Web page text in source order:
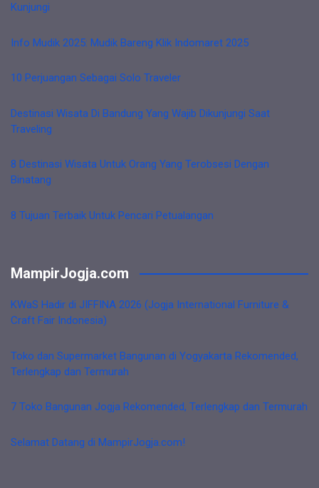
Kunjungi
Info Mudik 2025: Mudik Bareng Klik Indomaret 2025
10 Perjuangan Sebagai Solo Traveler
Destinasi Wisata Di Bandung Yang Wajib Dikunjungi Saat
Traveling
8 Destinasi Wisata Untuk Orang Yang Terobsesi Dengan
Binatang
8 Tujuan Terbaik Untuk Pencari Petualangan
MampirJogja.com
KWaS Hadir di JIFFINA 2026 (Jogja International Furniture &
Craft Fair Indonesia)
Toko dan Supermarket Bangunan di Yogyakarta Rekomended,
Terlengkap dan Termurah
7 Toko Bangunan Jogja Rekomended, Terlengkap dan Termurah
Selamat Datang di MampirJogja.com!